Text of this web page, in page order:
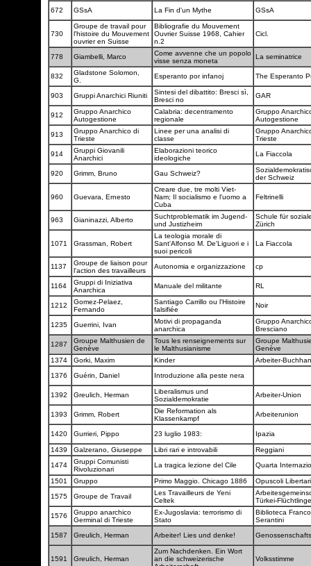
672 GSsA La Fin d'un Mythe GSsA
730
Groupe de travail pour
l'histoire du Mouvement
ouvrier en Suisse
Bibliografie du Mouvement
Ouvrier Suisse 1968, Cahier
n.2
Cicl.
778 Giambelli, Marco
Come avvenne che un popolo
visse senza moneta
La seminatrice
832
Gladstone Solomon,
G.
Esperanto por infanoj The Esperanto
903 Gruppi Anarchici Riuniti
Sintesi del dibattito: Bresci sì,
Bresci no
GAR
912
Gruppo Anarchico
Autogestione
Calabria: decentramento
regionale
Gruppo
Autogestione
913
Gruppo Anarchico di
Trieste
Linee per una analisi di
classe
Gruppo
Trieste
914
Gruppi Giovanili
Anarchici
Elaborazioni teorico
ideologiche
La Fiaccola
920 Grimm, Bruno Gau Schweiz?
der Schweiz
960 Guevara, Ernesto
Creare due, tre molti Viet-
Nam; Il socialismo e l'uomo a
Cuba
Feltrinelli
963 Gianinazzi, Alberto
Suchtproblematik im Jugend-
und Justizheim
Schule für
Zürich
1071 Grassman, Robert
La teologia morale di
Sant'Alfonso M. De'Liguori e i
suoi pericoli
La Fiaccola
1137
Groupe de liaison pour
l'action des travailleurs
Autonomia e organizzazione cp
1164
Gruppi di Iniziativa
Anarchica
Manuale del militante RL
1212
Gomez-Pelaez,
Fernando
Santiago Carrillo ou l'Histoire
falsifiée
Noir
1235 Guerrini, Ivan
Motivi di propaganda
anarchica
Gruppo
Bresciano
1287
Groupe Malthusien de
Genève
Tous les renseignements sur
le Malthusianisme
Groupe
Genève
1374
Gorki, Maxim Kinder
Arbeiter-
1376
Guérin, Daniel Introduzione alla peste nera
1392 Greulich, Herman
Liberalismus und
Sozialdemokratie
Arbeiter-Union
1393 Grimm, Robert
Die Reformation als
Klassenkampf
Arbeiterunion
1420 Gurrieri, Pippo 23 luglio 1983: Ipazia
1439 Galzerano, Giuseppe Libri rari e introvabili
Reggiani
1474
Gruppi Comunisti
Rivoluzionari
La tragica lezione del Cile Quarta
1501 Gruppo Primo Maggio. Chicago 1886
Opuscoli
1575
Groupe de Travail
Les Travailleurs de Yeni
Celtek
Türkei-
1576
Gruppo anarchico
Germinal di Trieste
Ex-Jugoslavia: terrorismo di
Stato
Biblioteca Franco
Serantini
1587
Greulich, Herman Arbeiter! Lies und denke!
1591 Greulich, Herman
Zum Nachdenken. Ein Wort
an die schweizerische
Volksstimme